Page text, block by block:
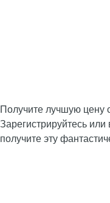
Получите лучшую цену
Зарегистрируйтесь
получите эту